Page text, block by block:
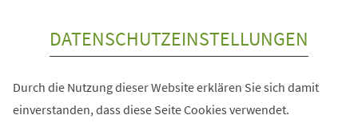
DATENSCHUTZEINSTELLUNGEN
Durch die Nutzung dieser Website erklären Sie sich damit
einverstanden, dass diese Seite Cookies verwendet.